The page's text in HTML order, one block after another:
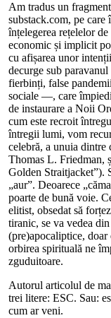
Am tradus un
substack.com, pe care
înțelegerea rețelelor
economic și implicit
cu afișarea unor
decurge sub
fierbinți, false
sociale —, care
de instaurare a Noii
cum este recroit
întregii lumi, vom
celebră, a unuia dintre
Thomas L. Friedman,
Golden Straitjacket”).
„aur”. Deoarece
poarte de bună voie.
elitist, obsedat să
tiranic, se va vedea
(pre)apocaliptice, doar
orbirea spirituală ne
zguduitoare.
Autorul articolul de
trei litere: ESC. Sau:
cum ar veni.